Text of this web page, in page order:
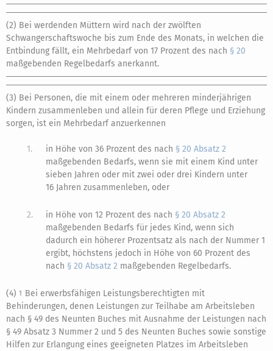
(2) Bei werdenden Müttern wird nach der zwölften
Schwangerschaftswoche bis zum Ende des Monats, in welchen die
Entbindung fällt, ein Mehrbedarf von 17 Prozent des nach § 20
maßgebenden Regelbedarfs anerkannt.
(3) Bei Personen, die mit einem oder mehreren minderjährigen
Kindern zusammenleben und allein für deren Pflege und Erziehung
sorgen, ist ein Mehrbedarf anzuerkennen
1. in Höhe von 36 Prozent des nach § 20 Absatz 2
maßgebenden Bedarfs, wenn sie mit einem Kind unter
sieben Jahren oder mit zwei oder drei Kindern unter
16 Jahren zusammenleben, oder
2. in Höhe von 12 Prozent des nach § 20 Absatz 2
maßgebenden Bedarfs für jedes Kind, wenn sich
dadurch ein höherer Prozentsatz als nach der Nummer 1
ergibt, höchstens jedoch in Höhe von 60 Prozent des
nach § 20 Absatz 2 maßgebenden Regelbedarfs.
(4) 1
Bei erwerbsfähigen Leistungsberechtigten mit
Behinderungen, denen Leistungen zur Teilhabe am Arbeitsleben
nach § 49 des Neunten Buches mit Ausnahme der Leistungen nach
§ 49 Absatz 3 Nummer 2 und 5 des Neunten Buches sowie sonstige
Hilfen zur Erlangung eines geeigneten Platzes im Arbeitsleben